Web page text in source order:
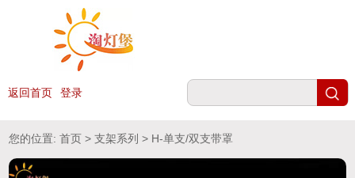
返回首页 登录
您的位置:首页 >支架系列 > H-单支/双支带罩